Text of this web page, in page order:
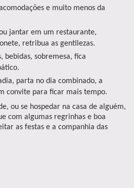
e muito menos da
jantar em um restaurante,
retribua as gentilezas.
bebidas, sobremesa, fica
parta no dia combinado, a
convite para ficar mais tempo.
ou se hospedar na casa de alguém,
com algumas regrinhas e boa
as festas e a companhia das